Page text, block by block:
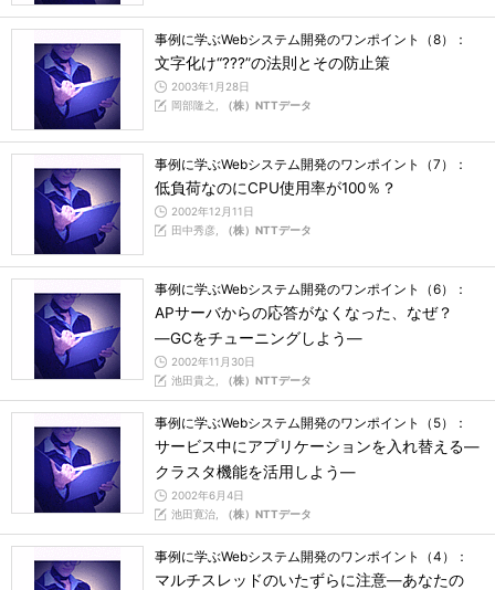
事例に学ぶWebシステム開発のワンポイント（8）：
文字化け“???”の法則とその防止策
2003年1月28日
岡部隆之,
（株）NTTデータ
事例に学ぶWebシステム開発のワンポイント（7）：
低負荷なのにCPU使用率が100％？
2002年12月11日
田中秀彦,
（株）NTTデータ
事例に学ぶWebシステム開発のワンポイント（6）：
APサーバからの応答がなくなった、なぜ？
―GCをチューニングしよう―
2002年11月30日
池田貴之,
（株）NTTデータ
事例に学ぶWebシステム開発のワンポイント（5）：
サービス中にアプリケーションを入れ替える―
クラスタ機能を活用しよう―
2002年6月4日
池田寛治,
（株）NTTデータ
事例に学ぶWebシステム開発のワンポイント（4）：
マルチスレッドのいたずらに注意―あなたの